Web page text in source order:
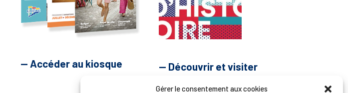
Gérer le consentement aux cookies
— Accéder au kiosque — Découvrir et visiter